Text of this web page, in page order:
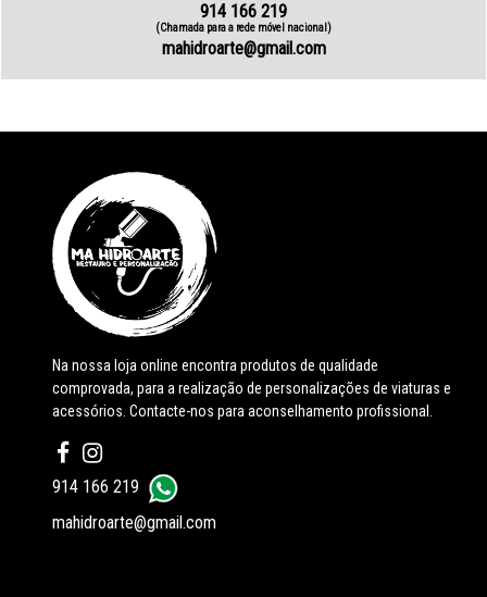
914 166 219
(Chamada para a rede móvel nacional)
mahidroarte@gmail.com
Na nossa loja online encontra produtos de qualidade
comprovada, para a realização de personalizações de viaturas e
acessórios. Contacte-nos para aconselhamento profissional.
914 166 219
mahidroarte@gmail.com